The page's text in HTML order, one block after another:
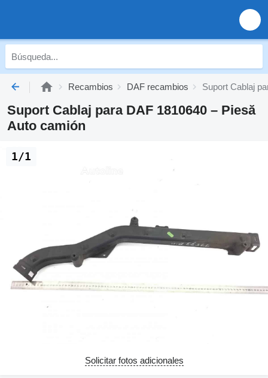
Recambios DAF recambios Suport Cablaj
Suport Cablaj para DAF 1810640 – Piesă
Auto camión
1/1
Solicitar fotos adicionales